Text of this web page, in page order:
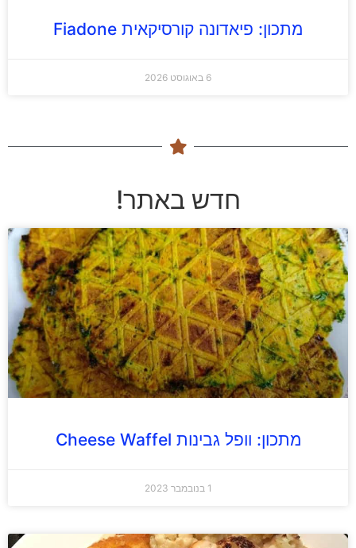
מתכון: פיאדונה קורסיקאית Fiadone
6 באוגוסט 2026
חדש באתר!
מתכון: וופל גבינות Cheese Waffel
1 בנובמבר 2023